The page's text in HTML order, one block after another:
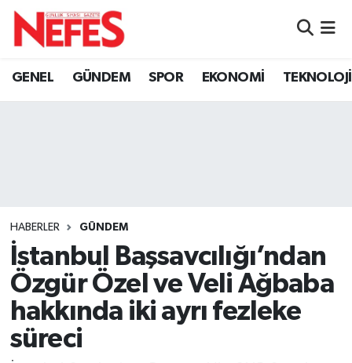
GENEL GÜNDEM SPOR EKONOMİ TEKNOLOJİ
HABERLER GÜNDEM
İstanbul Başsavcılığı’ndan
Özgür Özel ve Veli Ağbaba
hakkında iki ayrı fezleke
süreci
Hava Durumu
Süper Lig Puan Durumu ve Fikstür
Tüm Manşetler
Son Dakika Haberleri
Haber Arşivi